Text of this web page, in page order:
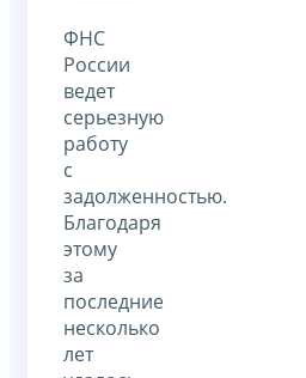
ФНС
России
ведет
серьезную
работу
с
задолженностью.
Благодаря
этому
за
последние
несколько
лет